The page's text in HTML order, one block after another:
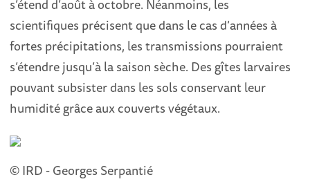
s’étend d’août à octobre. Néanmoins, les
scientifiques précisent que dans le cas d’années à
fortes précipitations, les transmissions pourraient
s’étendre jusqu’à la saison sèche. Des gîtes larvaires
pouvant subsister dans les sols conservant leur
humidité grâce aux couverts végétaux.
© IRD - Georges Serpantié